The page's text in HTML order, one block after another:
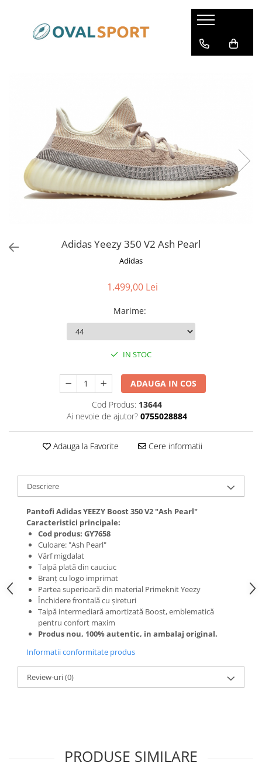
Femei
Barbati
Adidas Yeezy 350 V2 Ash Pearl
Adidas
1.499,00 Lei
Marime:
IN STOC
ADAUGA IN COS
Cod Produs: 13644
Ai nevoie de ajutor? 0755028884
Adauga la Favorite Cere informatii
Descriere
Pantofi Adidas YEEZY Boost 350 V2 "Ash Pearl"
Caracteristici principale:
Cod produs: GY7658
Culoare: "Ash Pearl"
Vârf migdalat
Talpă plată din cauciuc
Branț cu logo imprimat
Partea superioară din material Primeknit Yeezy
Închidere frontală cu șireturi
Talpă intermediară amortizată Boost, emblematică
pentru confort maxim
Produs nou, 100% autentic, in ambalaj original.
Informatii conformitate produs
Review-uri(0)
PRODUSE SIMILARE